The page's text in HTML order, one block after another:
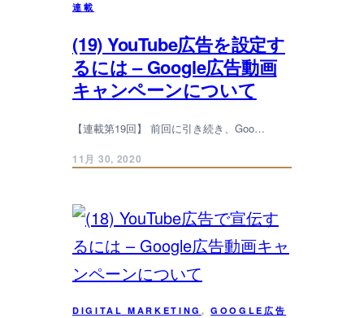
連載
(19) YouTube広告を設定す
るには – Google広告動画
キャンペーンについて
【連載第19回】 前回に引き続き、Goo…
11月 30, 2020
DIGITAL MARKETING , GOOGLE広告